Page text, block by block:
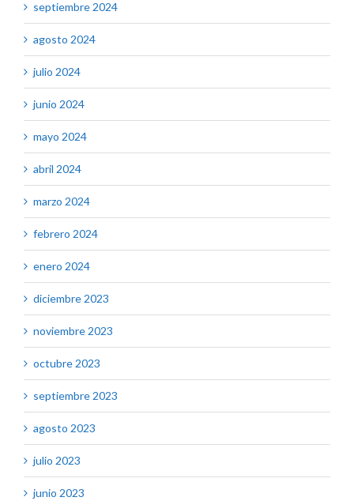
septiembre 2024
agosto 2024
julio 2024
junio 2024
mayo 2024
abril 2024
marzo 2024
febrero 2024
enero 2024
diciembre 2023
noviembre 2023
octubre 2023
septiembre 2023
agosto 2023
julio 2023
junio 2023